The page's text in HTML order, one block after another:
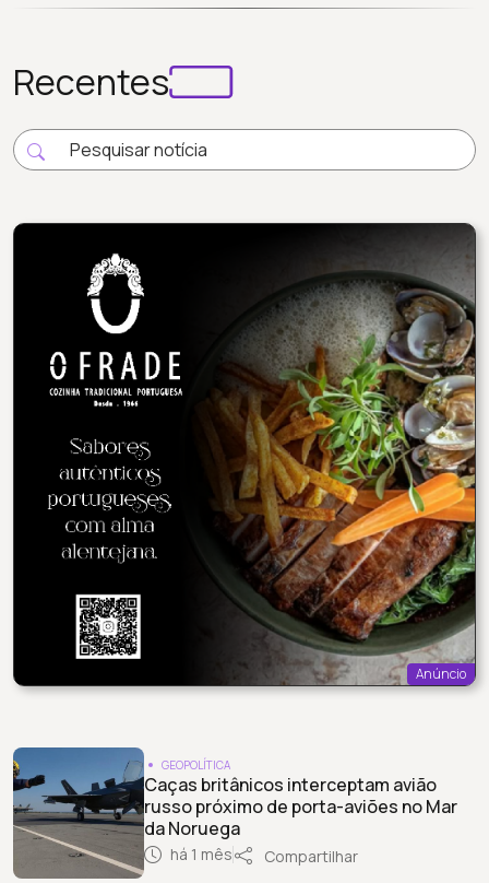
Recentes
Anúncio
GEOPOLÍTICA
Caças britânicos interceptam avião
russo próximo de porta-aviões no Mar
da Noruega
há 1 mês Compartilhar